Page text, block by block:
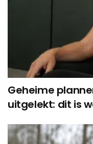
Geheime
uitgelekt: dit is